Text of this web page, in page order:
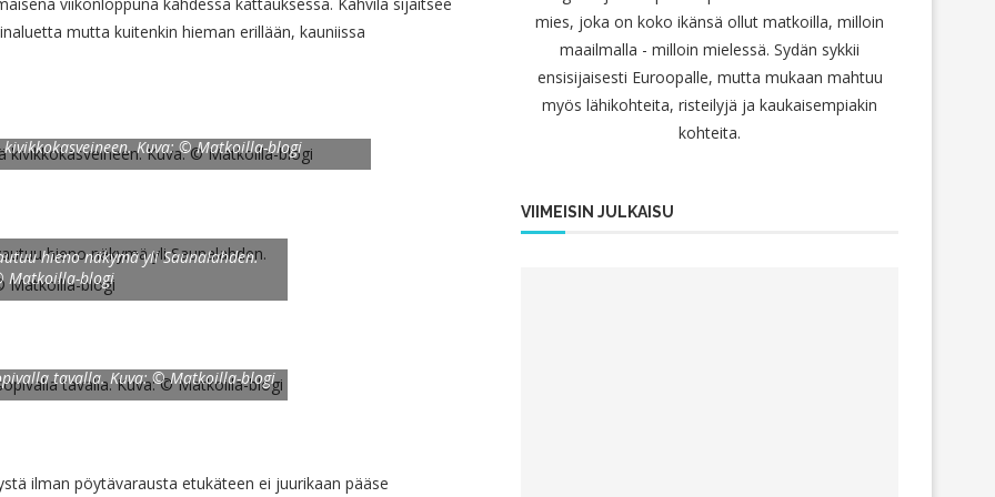
mutta kuitenkin hieman erillään, kauniissa
Kuva: © Matkoilla-blogi
hieno näkymä yli Saunalahden.
Matkoilla-blogi
tavalla. Kuva: © Matkoilla-blogi
ilman pöytävarausta etukäteen ei juurikaan pääse
mies, joka on koko ikänsä ollut matkoilla, milloin
maailmalla - milloin mielessä. Sydän sykkii
ensisijaisesti Euroopalle, mutta mukaan mahtuu
myös lähikohteita, risteilyjä ja kaukaisempiakin
kohteita.
VIIMEISIN JULKAISU